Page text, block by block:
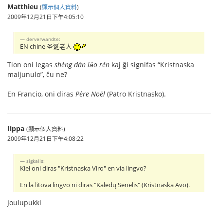
Matthieu (顯示個人資料)
2009年12月21日下午4:05:10
derverwandte:
EN chine 圣诞老人
Tion oni legas shèng dàn lǎo rén kaj ĝi signifas “Kristnaska
maljunulo”, ĉu ne?
En Francio, oni diras Père Noël (Patro Kristnasko).
Iippa (顯示個人資料)
2009年12月21日下午4:08:22
sigkalis:
Kiel oni diras "Kristnaska Viro" en via lingvo?
En la litova lingvo ni diras "Kalėdų Senelis" (Kristnaska Avo).
Joulupukki